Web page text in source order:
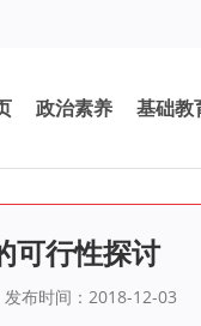
政治素养 基础教
可行性探讨
发布时间：2018-12-03